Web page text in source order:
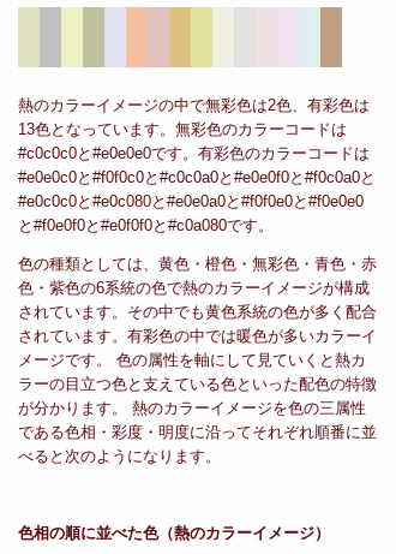
熱のカラーイメージの中で無彩色は2色、有彩色は
13色となっています。無彩色のカラーコードは
#c0c0c0と#e0e0e0です。有彩色のカラーコードは
#e0e0c0と#f0f0c0と#c0c0a0と#e0e0f0と#f0c0a0と
#e0c0c0と#e0c080と#e0e0a0と#f0f0e0と#f0e0e0
と#f0e0f0と#e0f0f0と#c0a080です。
色の種類としては、黄色・橙色・無彩色・青色・赤
色・紫色の6系統の色で熱のカラーイメージが構成
されています。その中でも黄色系統の色が多く配合
されています。有彩色の中では暖色が多いカラーイ
メージです。 色の属性を軸にして見ていくと熱カ
ラーの目立つ色と支えている色といった配色の特徴
が分かります。 熱のカラーイメージを色の三属性
である色相・彩度・明度に沿ってそれぞれ順番に並
べると次のようになります。
色相の順に並べた色（熱のカラーイメージ）